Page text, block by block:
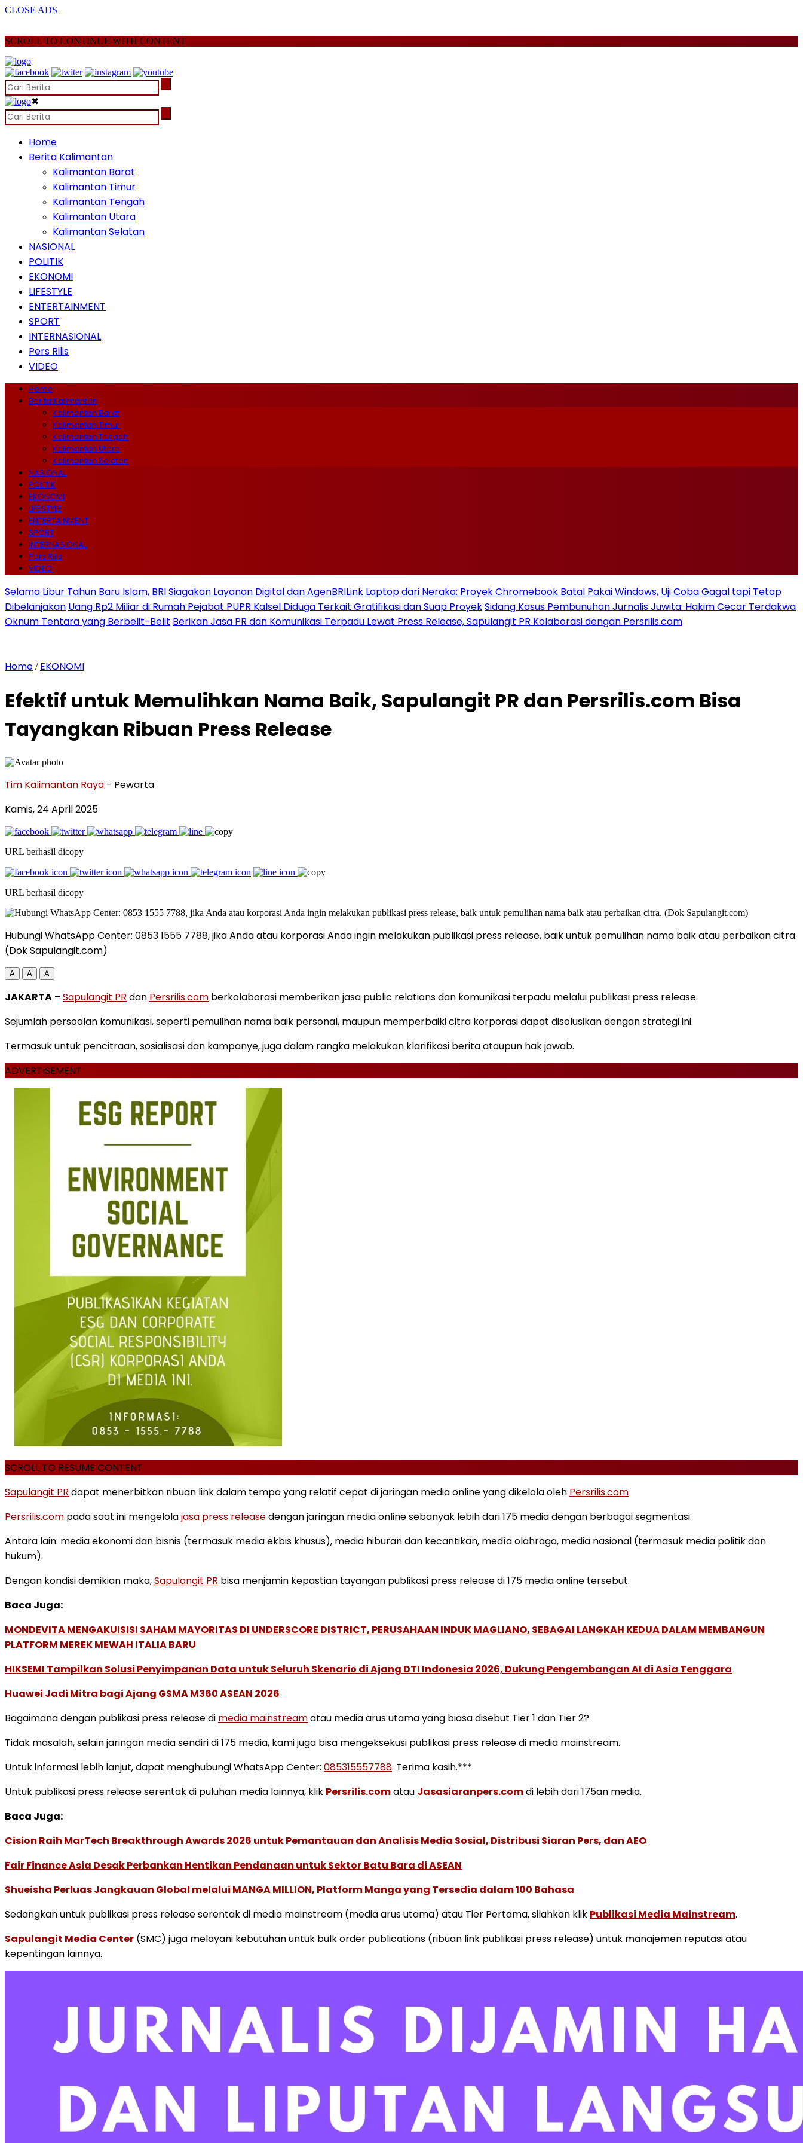
CLOSE ADS
SCROLL TO CONTINUE WITH CONTENT
✖
Home
Berita Kalimantan
Kalimantan Barat
Kalimantan Timur
Kalimantan Tengah
Kalimantan Utara
Kalimantan Selatan
NASIONAL
POLITIK
EKONOMI
LIFESTYLE
ENTERTAINMENT
SPORT
INTERNASIONAL
Pers Rilis
VIDEO
Home
Berita Kalimantan
Kalimantan Barat
Kalimantan Timur
Kalimantan Tengah
Kalimantan Utara
Kalimantan Selatan
NASIONAL
POLITIK
EKONOMI
LIFESTYLE
ENTERTAINMENT
SPORT
INTERNASIONAL
Pers Rilis
VIDEO
Selama Libur Tahun Baru Islam, BRI Siagakan Layanan Digital dan AgenBRILink Laptop dari Neraka: Proyek Chromebook Batal Pakai Windows, Uji Coba Gagal tapi Tetap
Dibelanjakan Uang Rp2 Miliar di Rumah Pejabat PUPR Kalsel Diduga Terkait Gratifikasi dan Suap ProyekSidang Kasus Pembunuhan Jurnalis Juwita: Hakim Cecar Terdakwa
Oknum Tentara yang Berbelit-Belit Berikan Jasa PR dan Komunikasi Terpadu Lewat Press Release, Sapulangit PR Kolaborasi dengan Persrilis.com
Home / EKONOMI
Efektif untuk Memulihkan Nama Baik, Sapulangit PR dan Persrilis.com Bisa
Tayangkan Ribuan Press Release
Tim Kalimantan Raya - Pewarta
Kamis, 24 April 2025
URL berhasil dicopy
URL berhasil dicopy
Hubungi WhatsApp Center: 0853 1555 7788, jika Anda atau korporasi Anda ingin melakukan publikasi press release, baik untuk pemulihan nama baik atau perbaikan citra.
(Dok Sapulangit.com)
A A A
JAKARTA – Sapulangit PR dan Persrilis.com berkolaborasi memberikan jasa public relations dan komunikasi terpadu melalui publikasi press release.
Sejumlah persoalan komunikasi, seperti pemulihan nama baik personal, maupun memperbaiki citra korporasi dapat disolusikan dengan strategi ini.
Termasuk untuk pencitraan, sosialisasi dan kampanye, juga dalam rangka melakukan klarifikasi berita ataupun hak jawab.
ADVERTISEMENT
SCROLL TO RESUME CONTENT
Sapulangit PR dapat menerbitkan ribuan link dalam tempo yang relatif cepat di jaringan media online yang dikelola oleh Persrilis.com
Persrilis.com pada saat ini mengelolajasa press releasedengan jaringan media online sebanyak lebih dari 175 media dengan berbagai segmentasi.
Antara lain: media ekonomi dan bisnis (termasuk media ekbis khusus), media hiburan dan kecantikan, medìa olahraga, media nasional (termasuk media politik dan
hukum).
Dengan kondisi demikian maka,Sapulangit PR bisa menjamin kepastian tayangan publikasi press release di 175 media online tersebut.
Baca Juga:
MONDEVITA MENGAKUISISI SAHAM MAYORITAS DI UNDERSCORE DISTRICT, PERUSAHAAN INDUK MAGLIANO, SEBAGAI LANGKAH KEDUA DALAM MEMBANGUN
PLATFORM MEREK MEWAH ITALIA BARU
HIKSEMI Tampilkan Solusi Penyimpanan Data untuk Seluruh Skenario di Ajang DTI Indonesia 2026, Dukung Pengembangan AI di Asia Tenggara
Huawei Jadi Mitra bagi Ajang GSMA M360 ASEAN 2026
Bagaimana dengan publikasi press release di media mainstreamatau media arus utama yang biasa disebut Tier 1 dan Tier 2?
Tidak masalah, selain jaringan media sendiri di 175 media, kami juga bisa mengeksekusi publikasi press release di media mainstream.
Untuk informasi lebih lanjut, dapat menghubungi WhatsApp Center: 085315557788. Terima kasih.***
Untuk publikasi press release serentak di puluhan media lainnya, klik Persrilis.comatau Jasasiaranpers.comdi lebih dari 175an media.
Baca Juga:
Cision Raih MarTech Breakthrough Awards 2026 untuk Pemantauan dan Analisis Media Sosial, Distribusi Siaran Pers, dan AEO
Fair Finance Asia Desak Perbankan Hentikan Pendanaan untuk Sektor Batu Bara di ASEAN
Shueisha Perluas Jangkauan Global melalui MANGA MILLION, Platform Manga yang Tersedia dalam 100 Bahasa
Sedangkan untuk publikasi press release serentak di media mainstream (media arus utama) atau Tier Pertama, silahkan klik Publikasi Media Mainstream.
Sapulangit Media Center (SMC) juga melayani kebutuhan untuk bulk order publications (ribuan link publikasi press release) untuk manajemen reputasi atau
kepentingan lainnya.